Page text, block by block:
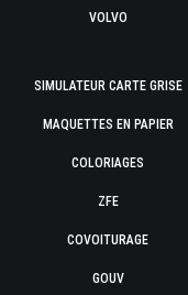
VOLVO
SIMULATEUR CARTE GRISE
MAQUETTES EN PAPIER
COLORIAGES
ZFE
COVOITURAGE
GOUV